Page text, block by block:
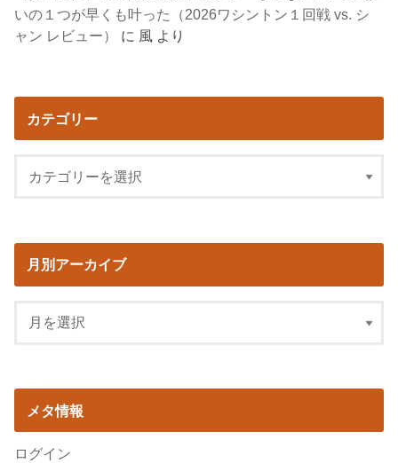
いの１つが早くも叶った（2026ワシントン１回戦 vs. シ
ャン レビュー）
に 風 より
カテゴリー
月別アーカイブ
メタ情報
ログイン